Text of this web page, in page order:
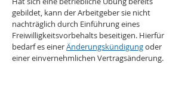
gebildet, kann der Arbeitgeber sie nicht
nachträglich durch Einführung eines
Freiwilligkeitsvorbehalts beseitigen. Hierfür
bedarf es einer Änderungskündigung oder
einer einvernehmlichen Vertragsänderung.